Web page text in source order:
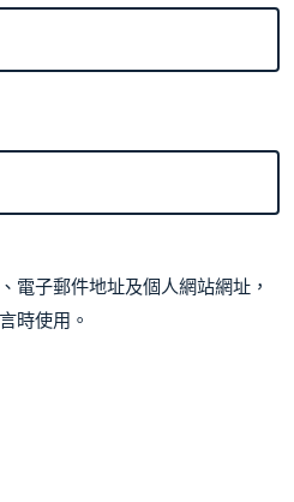
電子郵件地址及個人網站網址，
時使用。